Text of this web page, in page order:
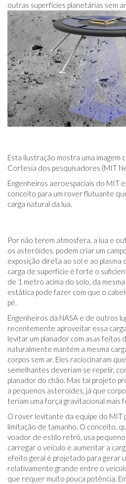
outras superfícies planetárias sem
Esta ilustração mostra uma imagem
Cortesia dos pesquisadores (MIT
Engenheiros aeroespaciais do MIT
conceito para um rover flutuante
carga natural da lua.
Por não terem atmosfera, a lua e
os asteróides, podem criar um
exposição direta ao sol e ao plasma
carga de superfície é forte o
de 1 metro acima do solo, da
estática pode fazer com que o
pé.
Engenheiros da NASA e de outros
recentemente aproveitar essa
levitar um planador com asas feitas
naturalmente mantém a mesma
corpos sem ar. Eles raciocinaram
semelhantes deveriam se repelir,
planador do chão. Mas tal projeto
a pequenos asteroides, já que
teriam uma força gravitacional mais
O rover levitante da equipe do MIT
limitação de tamanho. O conceito,
voador de estilo retrô, usa
carregar o veículo e aumentar a
efeito geral é projetado para gerar
relativamente grande entre o
que requer muito pouca potência.